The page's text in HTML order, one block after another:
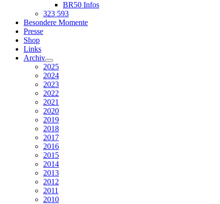
BR50 Infos
323 593
Besondere Momente
Presse
Shop
Links
Archiv
2025
2024
2023
2022
2021
2020
2019
2018
2017
2016
2015
2014
2013
2012
2011
2010